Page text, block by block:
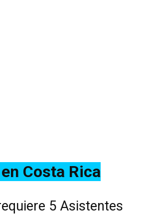
Costa Rica
5 Asistentes